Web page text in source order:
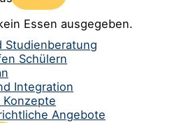
umschalten
Studienberatung
Schülern
Integration
Angebote
Essen ausgegeben.